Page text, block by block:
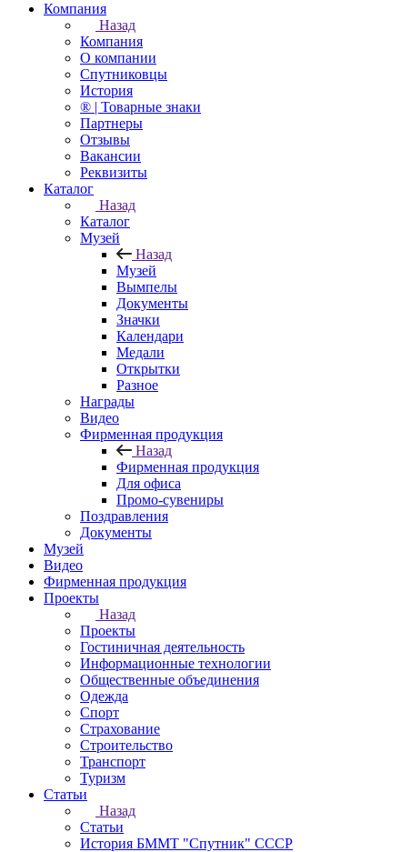
Компания
Назад
Компания
О компании
Спутниковцы
История
® | Товарные знаки
Партнеры
Отзывы
Вакансии
Реквизиты
Каталог
Назад
Каталог
Музей
Назад
Музей
Вымпелы
Документы
Значки
Календари
Медали
Открытки
Разное
Награды
Видео
Фирменная продукция
Назад
Фирменная продукция
Для офиса
Промо-сувениры
Поздравления
Документы
Музей
Видео
Фирменная продукция
Проекты
Назад
Проекты
Гостиничная деятельность
Информационные технологии
Общественные объединения
Одежда
Спорт
Страхование
Строительство
Транспорт
Туризм
Статьи
Назад
Статьи
История БММТ "Спутник" СССР